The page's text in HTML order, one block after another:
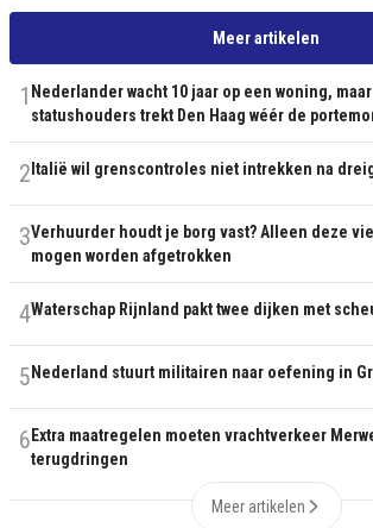
Meer artikelen
1 Nederlander wacht 10 jaar op een woning,
statushouders trekt Den Haag wéér de
2 Italië wil grenscontroles niet intrekken na
3Verhuurder houdt je borg vast? Alleen deze
mogen worden afgetrokken
4Waterschap Rijnland pakt twee dijken met
5 Nederland stuurt militairen naar oefening in
6 Extra maatregelen moeten vrachtverkeer
terugdringen
Meer artikelen